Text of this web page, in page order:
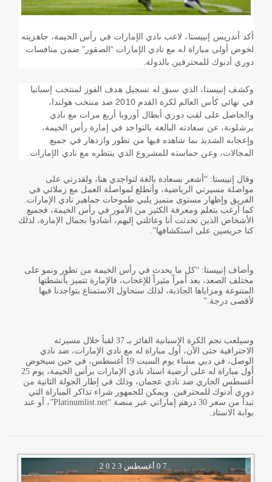
أكد أندريس إنييستا، لاعب نادي الإمارات في رأس الخيمة، جاهزيته
لخوض أولى مباراة له مع نادي الإمارات “الصقور” ضمن منافسات
دوري أدنوك للمحترفين بالدولة
وكشف إنييستا، الذي سبق له تسجيل هدف الفوز لمنتخب إسبانيا
في نهائي كأس العالم لكرة القدم 2010 ضد منتخب هولندا،
والحاصل على لقب دوري أبطال أوروبا أربع مرات مع نادي
برشلونة، عن سعادته البالغة بالتواجد في إمارة رأس الخيمة،
وإعجابه الشديد بما شاهده فيها من تطور وازدهار في جميع
المجالات، وعن حماسته للمشروع الذي ينتظره مع نادي الإمارات
وقال إنييستا: “أشعر بسعادة بالغة لتواجدي هنا، ولقدرتي على
مواصلة مسيرتي الرياضية، وأتطلع لمواصلة العمل مع زملائي في
الفريق وإظهار مستوى متميز يلبي طموحات جماهير نادي الإمارات.
كما أرغب بتعلم ومعرفة الكثير من الأمور في رأس الخيمة، فجميع
الأشخاص الذين تحدثت أنا وعائلتي إليهم، أشادوا بجمال الإمارة، لذلك
كنا حريصين على استكشافها.”
وأضاف إنييستا: “كل ما يحدث في رأس الخيمة من تطور ونمو على
مختلف الصعد، يعد أمراً مثيراً للإعجاب، فالإمارة تتميز بأنشطتها
المتنوعة ومزاياها الجاذبة، لذلك سنحاول الاستمتاع بتواجدنا فيها
لأقصى درجة ”.
وسيلعب نجم الكرة الإسبانية الفائز بـ 37 لقباً خلال مسيرته
الاحترافية حتى الآن، أول مباراة له مع نادي الإمارات، ضد نادي
الوصل، في دبي مساء يوم السبت 19 أغسطس، في حين سيخوض
أول مباراة له على أرضية استاد نادي الإمارات برأس الخيمة، يوم 25
أغسطس الجاري ضد نادي عجمان، وذلك في إطار الجولة الثانية من
دوري أدنوك للمحترفين. ويمكن للجمهور شراء تذاكر المباراة التي
تبدأ من سعر 30 درهم إماراتي عبر منصة “
Platinumlist.net”، أو عند
بوابة الاستاد.
2 0 2 3 0 7